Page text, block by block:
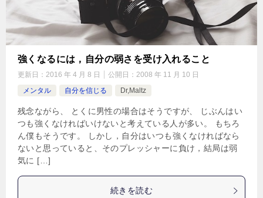
強くなるには，自分の弱さを受け入れること
更新日： 2016 年 4 月 8 日 公開日： 2008 年 11 月 10 日
メンタル
自分を信じる Dr,Maltz
残念ながら、 とくに男性の場合はそうですが、 じぶんはい
つも強くなければいけないと考えている人が多い。 もちろ
ん僕もそうです。 しかし，自分はいつも強くなければなら
ないと思っていると、そのプレッシャーに負け，結局は弱
気に […]
続きを読む